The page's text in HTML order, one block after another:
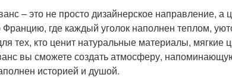
– это не просто дизайнерское направление,
где каждый уголок наполнен теплом,
тех, кто ценит натуральные материалы, мягкие
вы сможете создать атмосферу,
историей и душой.